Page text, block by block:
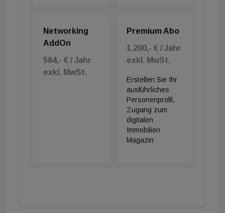
Networking
AddOn
584,- € / Jahr
exkl. MwSt.
Premium Abo
1.200,- € / Jahr
exkl. MwSt.
Erstellen Sie Ihr
ausführliches
Personenprofil,
Zugang zum
digitalen
Immobilien
Magazin